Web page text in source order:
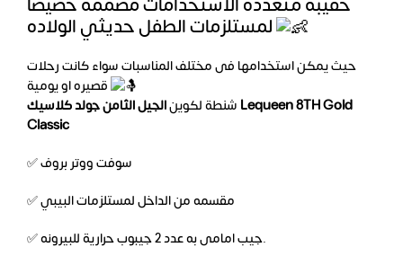
حيث يمكن استخدامها فى مختلف المناسبات سواء كانت رحلات
شنطة لكوينالجيل الثامن جولد كلاسيك Lequeen 8TH Gold
Classic
✅ سوفت ووتر بروف
✅ مقسمه من الداخل لمستلزمات البيبي
✅ جيب امامى به عدد 2 جيبوب حرارية للبيرونه.